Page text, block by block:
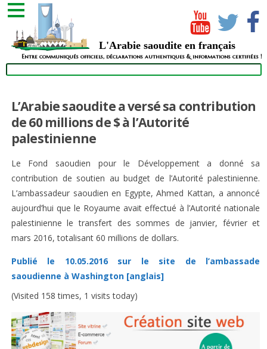
L'Arabie saoudite en français
Entre communiqués officiels, déclarations authentiques & informations certifiées !
L’Arabie saoudite a versé sa contribution
de 60 millions de $ à l’Autorité
palestinienne
Le Fond saoudien pour le Développement a donné sa
contribution de soutien au budget de l’Autorité palestinienne.
L’ambassadeur saoudien en Egypte, Ahmed Kattan, a annoncé
aujourd’hui que le Royaume avait effectué à l’Autorité nationale
palestinienne le transfert des sommes de janvier, février et
mars 2016, totalisant 60 millions de dollars.
Publié le 10.05.2016 sur le site de l’ambassade
saoudienne à Washington [anglais]
(Visited 158 times, 1 visits today)